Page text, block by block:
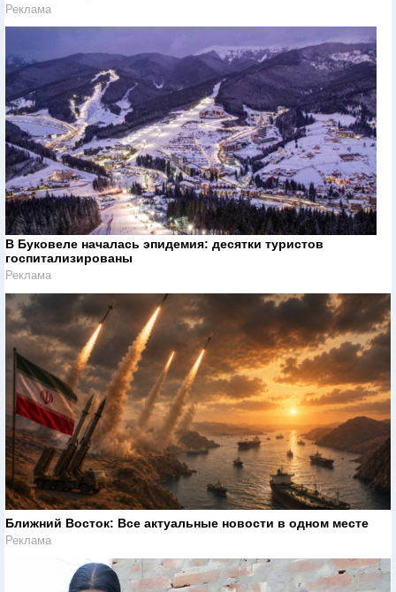
Реклама
В Буковеле началась эпидемия: десятки туристов
госпитализированы
Реклама
Ближний Восток: Все актуальные новости в одном месте
Реклама